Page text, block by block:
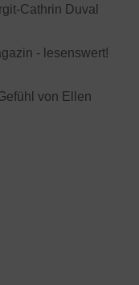
Cathrin Duval
- lesenswert!
von Ellen